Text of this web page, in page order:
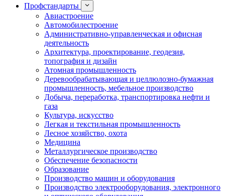
Профстандарты
Авиастроение
Автомобилестроение
Административно-управленческая и офисная
деятельность
Архитектура, проектирование, геодезия,
топография и дизайн
Атомная промышленность
Деревообрабатывающая и целлюлозно-бумажная
промышленность, мебельное производство
Добыча, переработка, транспортировка нефти и
газа
Культура, искусство
Легкая и текстильная промышленность
Лесное хозяйство, охота
Медицина
Металлургическое производство
Обеспечение безопасности
Образование
Производство машин и оборудования
Производство электрооборудования, электронного